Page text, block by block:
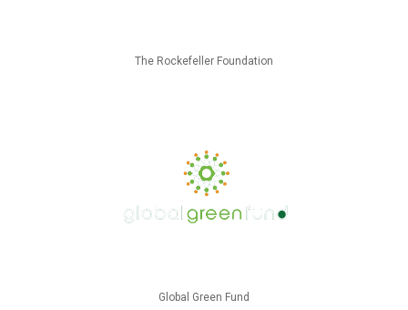
The Rockefeller Foundation
Global Green Fund